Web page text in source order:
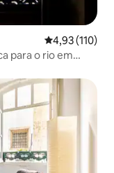
4,93 de uma
4,93 (110)
para o rio em